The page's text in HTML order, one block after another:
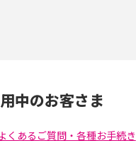
で電話をかける方法や
定を解説
中のお客さま
くあるご質問・各種お手続き